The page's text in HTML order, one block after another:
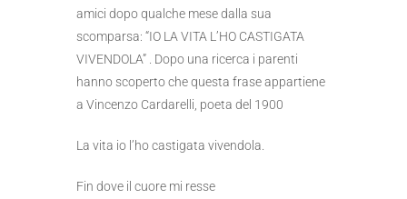
amici dopo qualche mese dalla sua
scomparsa: “IO LA VITA L’HO CASTIGATA
VIVENDOLA” . Dopo una ricerca i parenti
hanno scoperto che questa frase appartiene
a Vincenzo Cardarelli, poeta del 1900
La vita io l’ho castigata vivendola.
Fin dove il cuore mi resse